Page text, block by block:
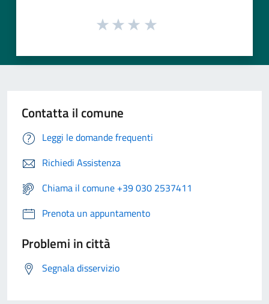
Contatta il comune
Leggi le domande frequenti
Richiedi Assistenza
Chiama il comune +39 030 2537411
Prenota un appuntamento
Problemi in città
Segnala disservizio